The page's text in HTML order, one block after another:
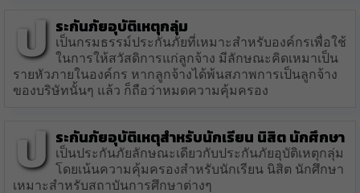
ป ระกันภัยอุบัติเหตุกลุ่ม
เป็นกรมธรรม์ประกันภัยที่เหมาะสำหรับองค์กรเพื่อใช้
ในการให้สวัสดิการแก่ลูกจ้าง มีลักษณะคิดเหมาเป็น
รายหัวภายในองค์กร หากลูกจ้างได้พ้นสภาพการเป็นลูกจ้าง
ของบริษัทนั้นๆ แล้ว ก็ถือว่าหมดความคุ้มครอง
ป ระกันภัยอุบัติเหตุสำหรับนักเรียน นิสิต นักศึกษา
เป็นประกันภัยลักษณะเดียวกับประกันภัยอุบัติเหตุกลุ่ม
โดยเน้นความคุ้มครองสำหรับนักเรียน นิสิต นักศึกษา
เหมาะสำหรับสถาบันการศึกษาต่างๆ